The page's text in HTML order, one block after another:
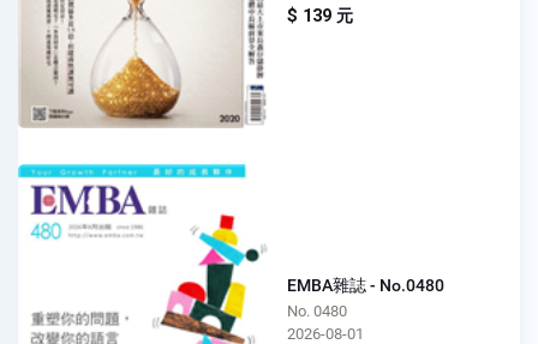
$ 139 元
EMBA雜誌 - No.0480
No. 0480
2026-08-01